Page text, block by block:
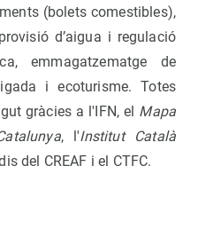
(bolets comestibles),
d’aigua i regulació
emmagatzematge de
i ecoturisme. Totes
gràcies a l'IFN, el Mapa
, l'Institut Català
del CREAF i el CTFC.